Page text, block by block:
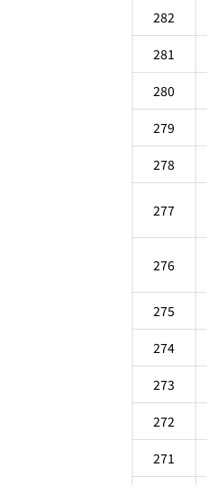
282
281
280
279
278
277
276
275
274
273
272
271